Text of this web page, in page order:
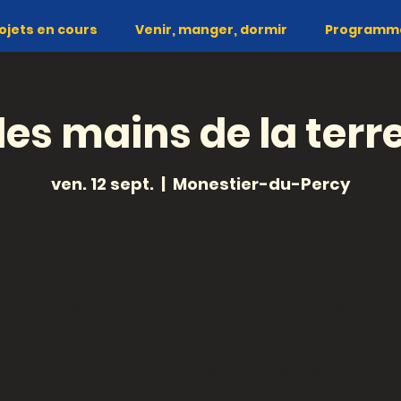
en cours Venir, manger, dormir
mains de la
ven. 12 sept.
  |
Monestier-du-Percy